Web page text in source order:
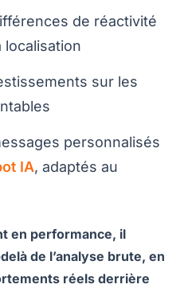
de réactivité
localisation
sur les
personnalisés
IA, adaptés au
en performance, il
de l’analyse brute, en
réels derrière